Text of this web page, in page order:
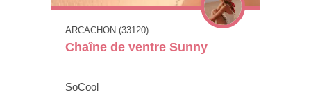
ARCACHON (33120)
Chaîne de ventre Sunny
SoCool